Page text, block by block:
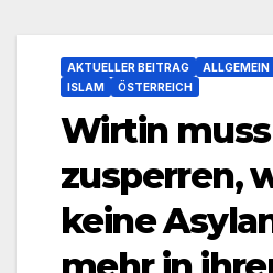
AKTUELLER BEITRAG ALLGEMEIN
ISLAM
ÖSTERREICH
Wirtin
zusperren,
keine